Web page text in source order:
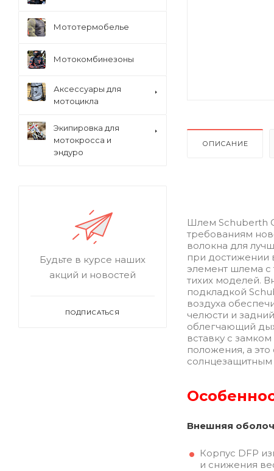
ОПИСАНИЕ
Шлем Schuberth
требованиям
волокна для
при достижении
элемент шлема с
тихих моделей.
подкладкой
воздуха
челюсти и
облегчающий
вставку с
положения, а
солнцезащитным
Внешняя
Корпус DFP
и снижения
Мототермобелье
Мотокомбинезоны
Аксессуары для
мотоцикла
Экипировка для
мотокросса и
эндуро
Будьте в курсе наших
акций и новостей
ПОДПИСАТЬСЯ